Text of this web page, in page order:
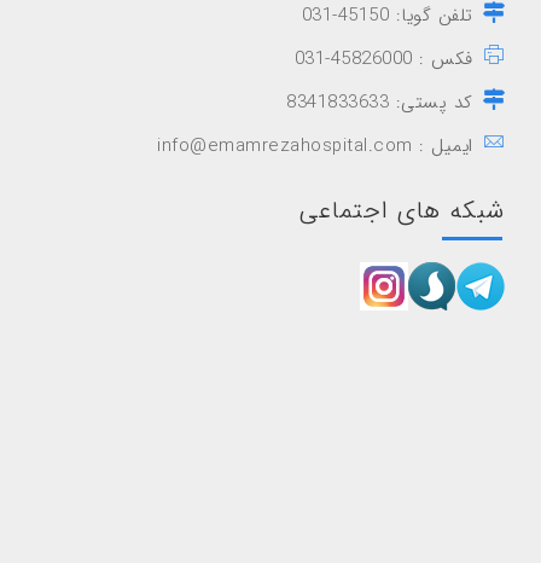
تلفن گویا: 45150-031
فکس : 45826000-031
کد پستی: 8341833633
ایمیل : info@emamrezahospital.com
شبکه های اجتماعی